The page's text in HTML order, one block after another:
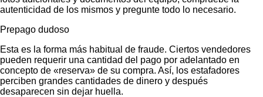
autenticidad de los mismos y pregunte todo lo necesario.
Prepago dudoso
Esta es la forma más habitual de fraude. Ciertos vendedores
pueden requerir una cantidad del pago por adelantado en
concepto de «reserva» de su compra. Así, los estafadores
perciben grandes cantidades de dinero y después
desaparecen sin dejar huella.